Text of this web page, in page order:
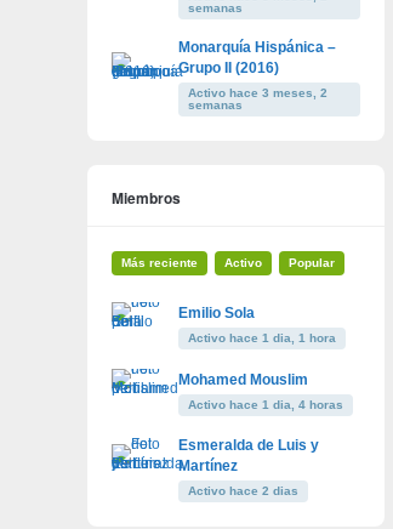
semanas
Monarquía Hispánica –
Grupo II (2016)
Activo hace 3 meses, 2
semanas
Miembros
Más reciente Activo Popular
Emilio Sola
Activo hace 1 dia, 1 hora
Mohamed Mouslim
Activo hace 1 dia, 4 horas
Esmeralda de Luis y
Martínez
Activo hace 2 dias